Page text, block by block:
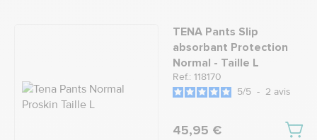
TENA Pants Slip
absorbant Protection
Normal - Taille L
Ref.: 118170
5/5 - 2 avis
45,95 €